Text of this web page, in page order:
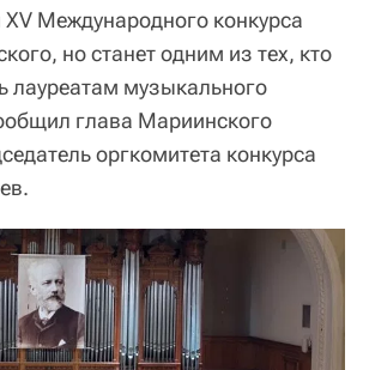
Международного конкурса
но станет одним из тех, кто
лауреатам музыкального
глава Мариинского
оргкомитета конкурса